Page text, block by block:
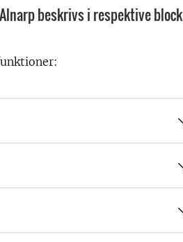
beskrivs i respektive block